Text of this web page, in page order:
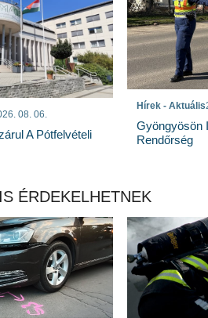
08. 06.
A Pótfelvételi
Hírek - Aktuális
Gyöngyösön
Rendőrség
ÉRDEKELHETNEK